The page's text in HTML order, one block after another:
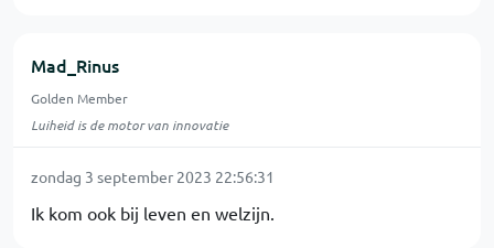
Mad_Rinus
Golden Member
Luiheid is de motor van innovatie
zondag 3 september 2023 22:56:31
Ik kom ook bij leven en welzijn.